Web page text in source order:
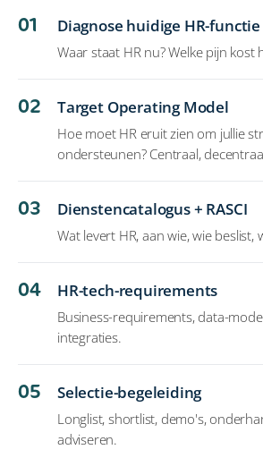
01 Diagnose huidige HR-functie
Waar staat HR nu? Welke pijn kost
02 Target Operating Model
Hoe moet HR eruit zien om jullie
ondersteunen? Centraal,
03 Dienstencatalogus + RASCI
Wat levert HR, aan wie, wie beslist,
04 HR-tech-requirements
Business-requirements, data-
integraties.
05 Selectie-begeleiding
Longlist, shortlist, demo's,
adviseren.